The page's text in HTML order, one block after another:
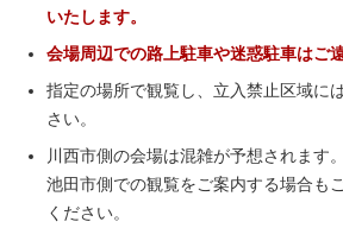
いたします。
会場周辺での路上駐車や迷惑駐車はご
指定の場所で観覧し、立入禁止区域に
さい。
川西市側の会場は混雑が予想されます
池田市側での観覧をご案内する場合も
ください。